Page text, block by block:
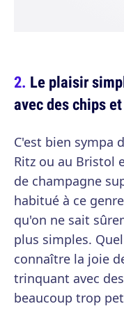
Le plaisir
avec des chips
C'est bien sympa
Ritz ou au Bristol
de champagne
habitué à ce
qu'on ne sait
plus simples.
connaître la joie
trinquant avec
beaucoup trop